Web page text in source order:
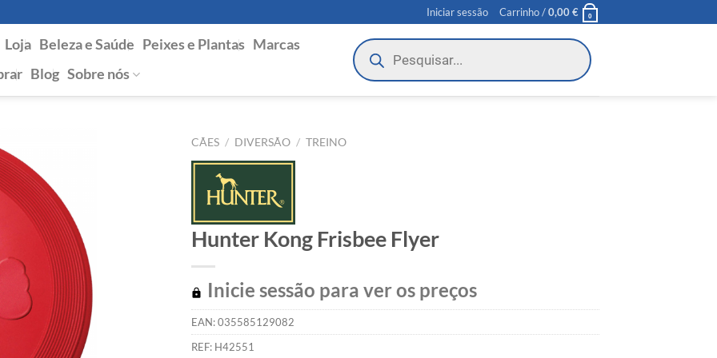
Iniciar sessão Carrinho /0,00€ 0
Loja Beleza e Saúde Peixes e Plantas Marcas
Blog Sobre nós
Products
search
CÃES / DIVERSÃO / TREINO
Hunter Kong Frisbee Flyer
Inicie sessão para ver os preços
EAN:035585129082
REF: H42551